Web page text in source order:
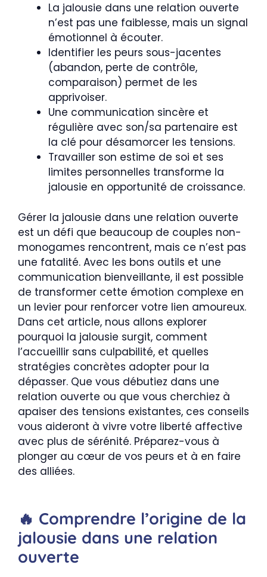
La jalousie dans une relation ouverte
n’est pas une faiblesse, mais un signal
émotionnel à écouter.
Identifier les peurs sous-jacentes
(abandon, perte de contrôle,
comparaison) permet de les
apprivoiser.
Une communication sincère et
régulière avec son/sa partenaire est
la clé pour désamorcer les tensions.
Travailler son estime de soi et ses
limites personnelles transforme la
jalousie en opportunité de croissance.
Gérer la jalousie dans une relation ouverte
est un défi que beaucoup de couples non-
monogames rencontrent, mais ce n’est pas
une fatalité. Avec les bons outils et une
communication bienveillante, il est possible
de transformer cette émotion complexe en
un levier pour renforcer votre lien amoureux.
Dans cet article, nous allons explorer
pourquoi la jalousie surgit, comment
l’accueillir sans culpabilité, et quelles
stratégies concrètes adopter pour la
dépasser. Que vous débutiez dans une
relation ouverte ou que vous cherchiez à
apaiser des tensions existantes, ces conseils
vous aideront à vivre votre liberté affective
avec plus de sérénité. Préparez-vous à
plonger au cœur de vos peurs et à en faire
des alliées.
🔥 Comprendre l’origine de la
jalousie dans une relation
ouverte